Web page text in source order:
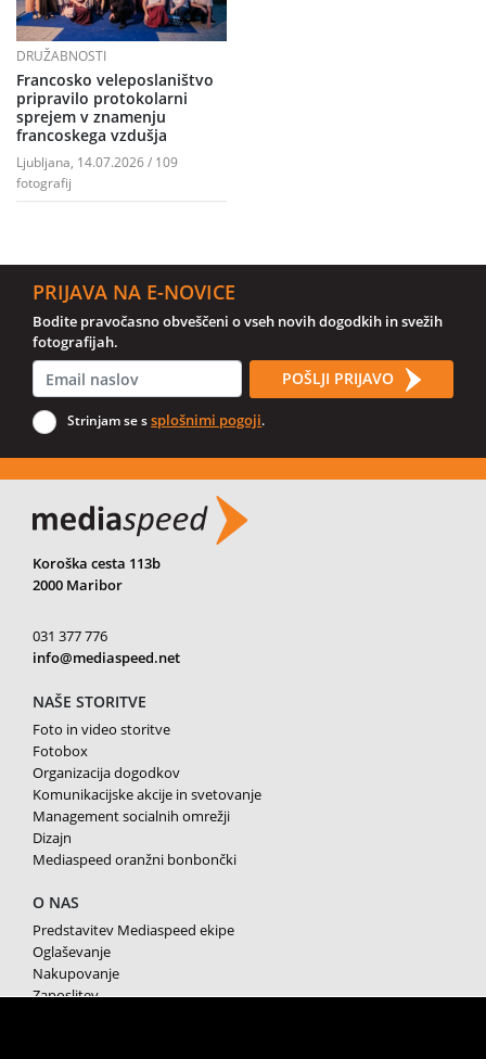
DRUŽABNOSTI
Francosko veleposlaništvo
pripravilo protokolarni
sprejem v znamenju
francoskega vzdušja
Ljubljana, 14.07.2026 / 109
fotografij
PRIJAVA NA E-NOVICE
Bodite pravočasno obveščeni o vseh novih dogodkih in svežih
fotografijah.
POŠLJI PRIJAVO
Strinjam se ssplošnimi pogoji.
Koroška cesta 113b
2000 Maribor
031 377 776
info@mediaspeed.net
NAŠE STORITVE
Foto in video storitve
Fotobox
Organizacija dogodkov
Komunikacijske akcije in svetovanje
Management socialnih omrežji
Dizajn
Mediaspeed oranžni bonbončki
O NAS
Predstavitev Mediaspeed ekipe
Oglaševanje
Nakupovanje
Zaposlitev